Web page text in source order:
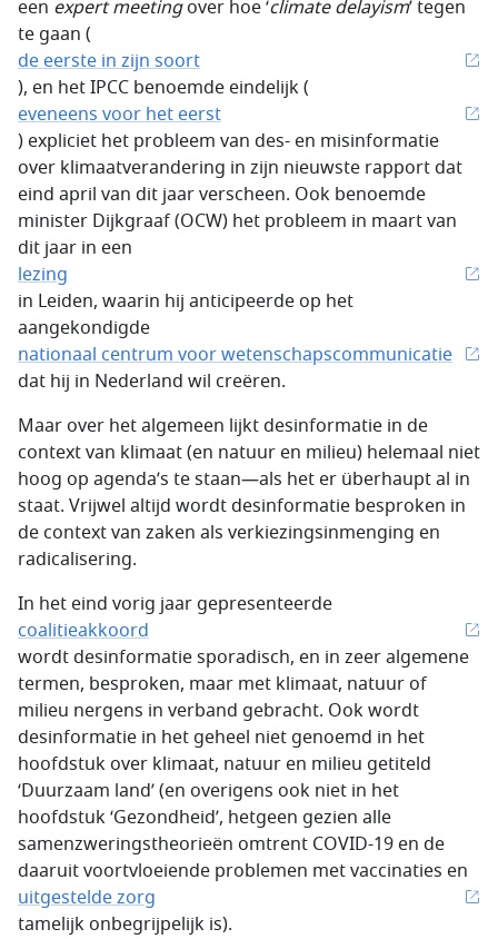
een expert meetingover hoe ‘climate delayism’ tegen
te gaan (
de eerste in zijn soort
), en het IPCC benoemde eindelijk (
eveneens voor het eerst
) expliciet het probleem van des- en misinformatie
over klimaatverandering in zijn nieuwste rapport dat
eind april van dit jaar verscheen. Ook benoemde
minister Dijkgraaf (OCW) het probleem in maart van
dit jaar in een
lezing
in Leiden, waarin hij anticipeerde op het
aangekondigde
nationaal centrum voor wetenschapscommunicatie
dat hij in Nederland wil creëren.
Maar over het algemeen lijkt desinformatie in de
context van klimaat (en natuur en milieu) helemaal niet
hoog op agenda’s te staan—als het er überhaupt al in
staat. Vrijwel altijd wordt desinformatie besproken in
de context van zaken als verkiezingsinmenging en
radicalisering.
In het eind vorig jaar gepresenteerde
coalitieakkoord
wordt desinformatie sporadisch, en in zeer algemene
termen, besproken, maar met klimaat, natuur of
milieu nergens in verband gebracht. Ook wordt
desinformatie in het geheel niet genoemd in het
hoofdstuk over klimaat, natuur en milieu getiteld
‘Duurzaam land’ (en overigens ook niet in het
hoofdstuk ‘Gezondheid’, hetgeen gezien alle
samenzweringstheorieën omtrent COVID-19 en de
daaruit voortvloeiende problemen met vaccinaties en
uitgestelde zorg
tamelijk onbegrijpelijk is).